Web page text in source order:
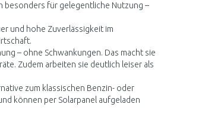
besonders für gelegentliche Nutzung –
und hohe Zuverlässigkeit im
– ohne Schwankungen. Das macht sie
Zudem arbeiten sie deutlich leiser als
zum klassischen Benzin- oder
können per Solarpanel aufgeladen